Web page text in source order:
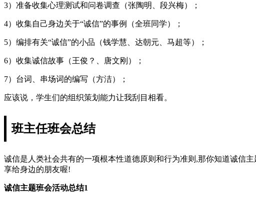
3）准备收集心理测试和问卷调查（张陶明、段兴梅）；
4）收集自己身边关于“诚信”的事例（全班同学）；
5）编排有关“诚信”的小品（钱学慧、达朝元、马超等）；
6）收集诚信故事（王俊？、唐文刚）；
7）台词、串场词的编写（方洁）；
应该说，学生们的组织策划能力让我刮目相看。
班主任班会总结
诚信是人类社会共有的一项根本性道德原则和行为准则,那你知道诚信
享给身边的朋友喔!
诚信主题班会活动总结1